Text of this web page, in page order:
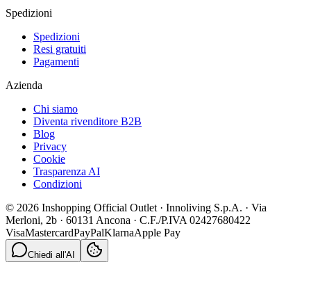
Spedizioni
Spedizioni
Resi gratuiti
Pagamenti
Azienda
Chi siamo
Diventa rivenditore B2B
Blog
Privacy
Cookie
Trasparenza AI
Condizioni
© 2026 Inshopping Official Outlet · Innoliving S.p.A. · Via
Merloni, 2b · 60131 Ancona · C.F./P.IVA 02427680422
VisaMastercardPayPalKlarnaApple Pay
Chiedi all'AI